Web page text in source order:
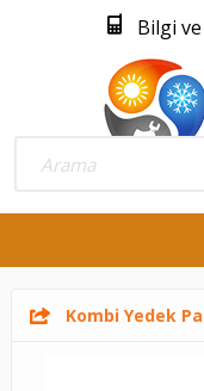
Bilgi
Üye Girişi
Kombi Yedek